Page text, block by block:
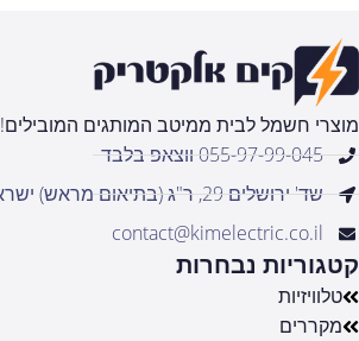
מוצרי חשמל לבית ממיטב המותגים המובילים!
055-97-99-045 ווצאפ בלבד
שד' ירושלים 29, ר"ג (בתיאום מראש) ישראל
contact@kimelectric.co.il
קטגוריות נבחרות
טלוויזיות
מקררים